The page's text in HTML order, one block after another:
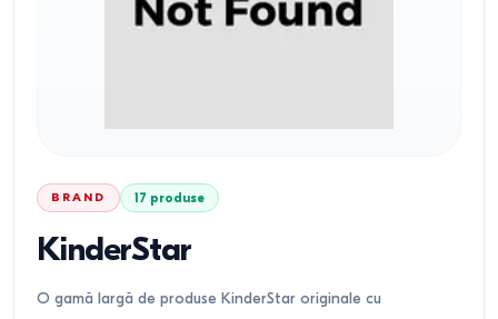
BRAND 17 produse
KinderStar
O gamă largă de produse KinderStar originale cu